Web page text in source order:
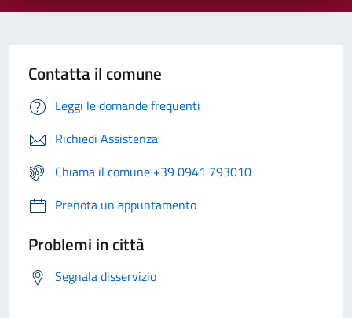
Contatta il comune
Leggi le domande frequenti
Richiedi Assistenza
Chiama il comune +39 0941 793010
Prenota un appuntamento
Problemi in città
Segnala disservizio